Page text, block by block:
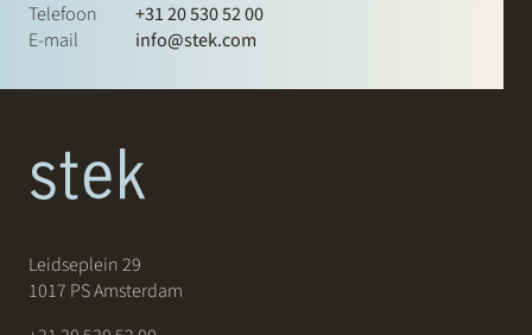
Telefoon
+31 20 530 52 00
E-mail
info@stek.com
Leidseplein 29
1017 PS Amsterdam